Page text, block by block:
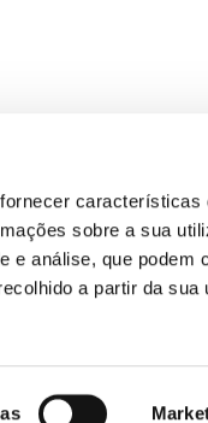
características
sobre a sua
e análise, que podem
a partir da sua